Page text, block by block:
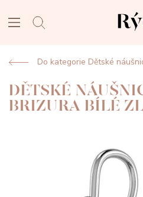
Do kategorie Dětské
DĚTSKÉ
BRIZURA BÍLÉ